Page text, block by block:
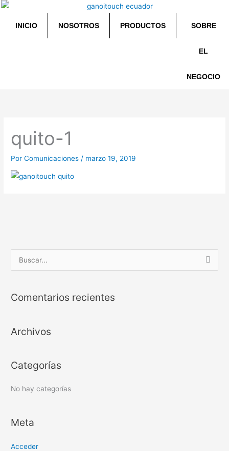
Ir
INICIO NOSOTROS PRODUCTOS SOBRE
EL
NEGOCIO
quito-1
PorComunicaciones / marzo 19, 2019
c
r
:
Comentarios recientes
Archivos
Categorías
No hay categorías
Meta
Acceder